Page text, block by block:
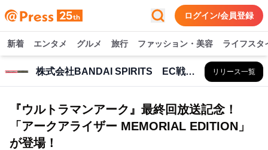
ログイン/会員登録
新着 エンタメ グルメ 旅行 ファッション・美容 ライフスタ
株式会社BANDAI SPIRITS EC戦略部 リリース一覧
『ウルトラマンアーク』最終回放送記念！
「アークアライザー MEMORIAL EDITION」
が登場！